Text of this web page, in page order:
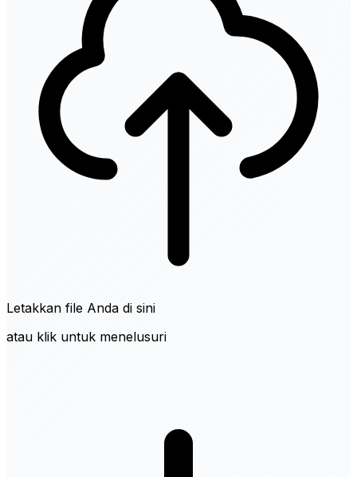
Letakkan file Anda di sini
atau klik untuk menelusuri